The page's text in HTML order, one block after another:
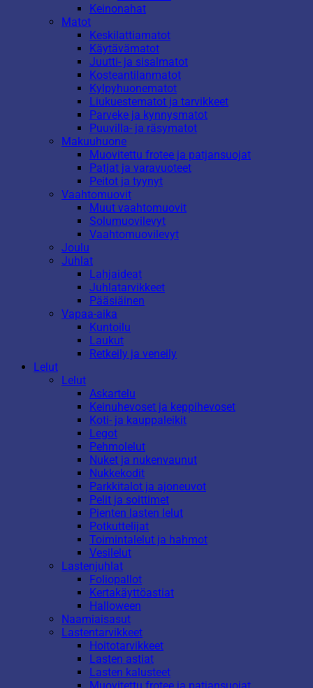
Keinonahat
Matot
Keskilattiamatot
Käytävämatot
Juutti- ja sisalmatot
Kosteantilanmatot
Kylpyhuonematot
Liukuestematot ja tarvikkeet
Parveke ja kynnysmatot
Puuvilla- ja räsymatot
Makuuhuone
Muovitettu frotee ja patjansuojat
Patjat ja varavuoteet
Peitot ja tyynyt
Vaahtomuovit
Muut vaahtomuovit
Solumuovilevyt
Vaahtomuovilevyt
Joulu
Juhlat
Lahjaideat
Juhlatarvikkeet
Pääsiäinen
Vapaa-aika
Kuntoilu
Laukut
Retkeily ja veneily
Lelut
Lelut
Askartelu
Keinuhevoset ja keppihevoset
Koti- ja kauppaleikit
Legot
Pehmolelut
Nuket ja nukenvaunut
Nukkekodit
Parkkitalot ja ajoneuvot
Pelit ja soittimet
Pienten lasten lelut
Potkuttelijat
Toimintalelut ja hahmot
Vesilelut
Lastenjuhlat
Foliopallot
Kertakäyttöastiat
Halloween
Naamiaisasut
Lastentarvikkeet
Hoitotarvikkeet
Lasten astiat
Lasten kalusteet
Muovitettu frotee ja patjansuojat